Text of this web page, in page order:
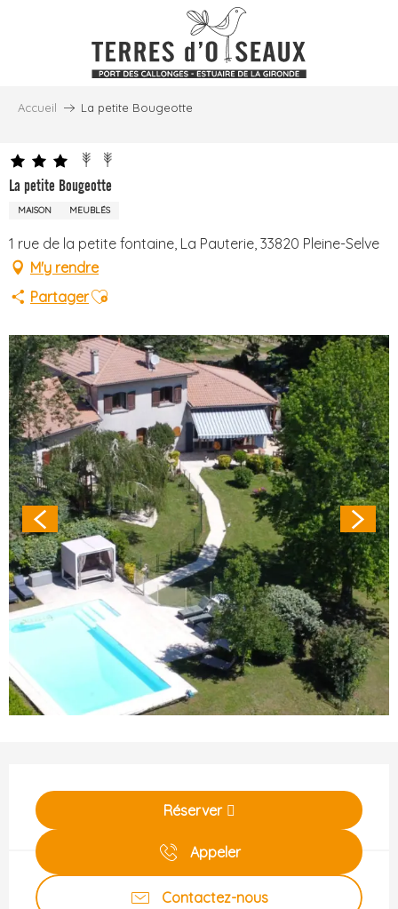
Accueil La petite Bougeotte
La petite Bougeotte
MAISON MEUBLÉS
1 rue de la petite fontaine, La Pauterie, 33820 Pleine-Selve
M'y rendre
PartagerAjouter aux favoris
Réserver
Appeler
Contactez-nous